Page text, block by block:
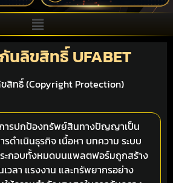
นลิขสิทธิ์ UFABET
สิทธิ์ (Copyright Protection)
การปกป้องทรัพย์สินทางปัญญาเป็น
ดำเนินธุรกิจ เนื้อหา บทความ ระบบ
ะกอบทั้งหมดบนแพลตฟอร์มถูกสร้าง
วลา แรงงาน และทรัพยากรอย่าง